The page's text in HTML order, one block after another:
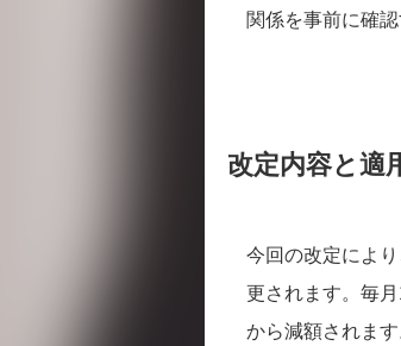
関係を事前に確
改定内容と適
今回の改定によ
更されます。毎
から減額されま